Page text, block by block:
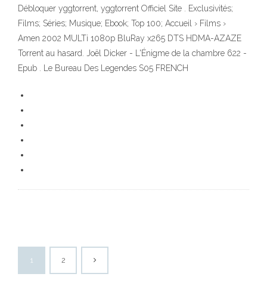
Débloquer yggtorrent, yggtorrent Officiel Site . Exclusivités;
Films; Séries; Musique; Ebook; Top 100; Accueil › Films ›
Amen 2002 MULTi 1080p BluRay x265 DTS HDMA-AZAZE
Torrent au hasard. Joël Dicker - L'Énigme de la chambre 622 -
Epub . Le Bureau Des Legendes S05 FRENCH
1 2